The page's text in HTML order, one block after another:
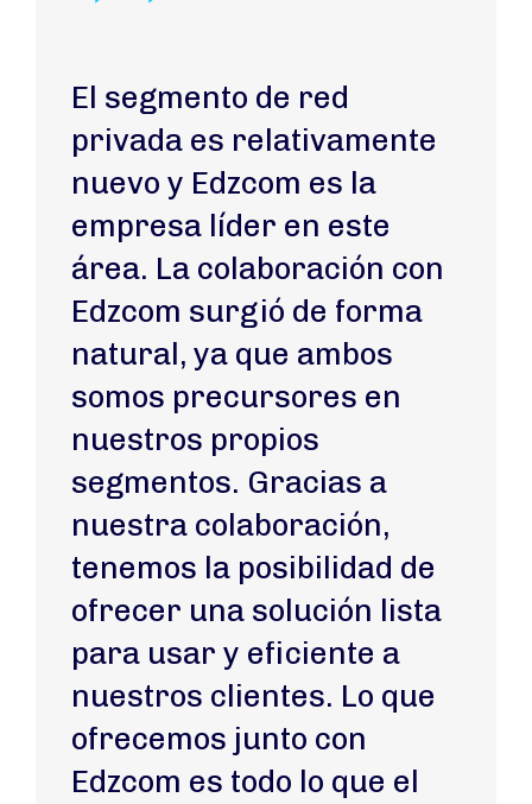
El segmento de red
privada es relativamente
nuevo y Edzcom es la
empresa líder en este
área. La colaboración con
Edzcom surgió de forma
natural, ya que ambos
somos precursores en
nuestros propios
segmentos. Gracias a
nuestra colaboración,
tenemos la posibilidad de
ofrecer una solución lista
para usar y eficiente a
nuestros clientes. Lo que
ofrecemos junto con
Edzcom es todo lo que el